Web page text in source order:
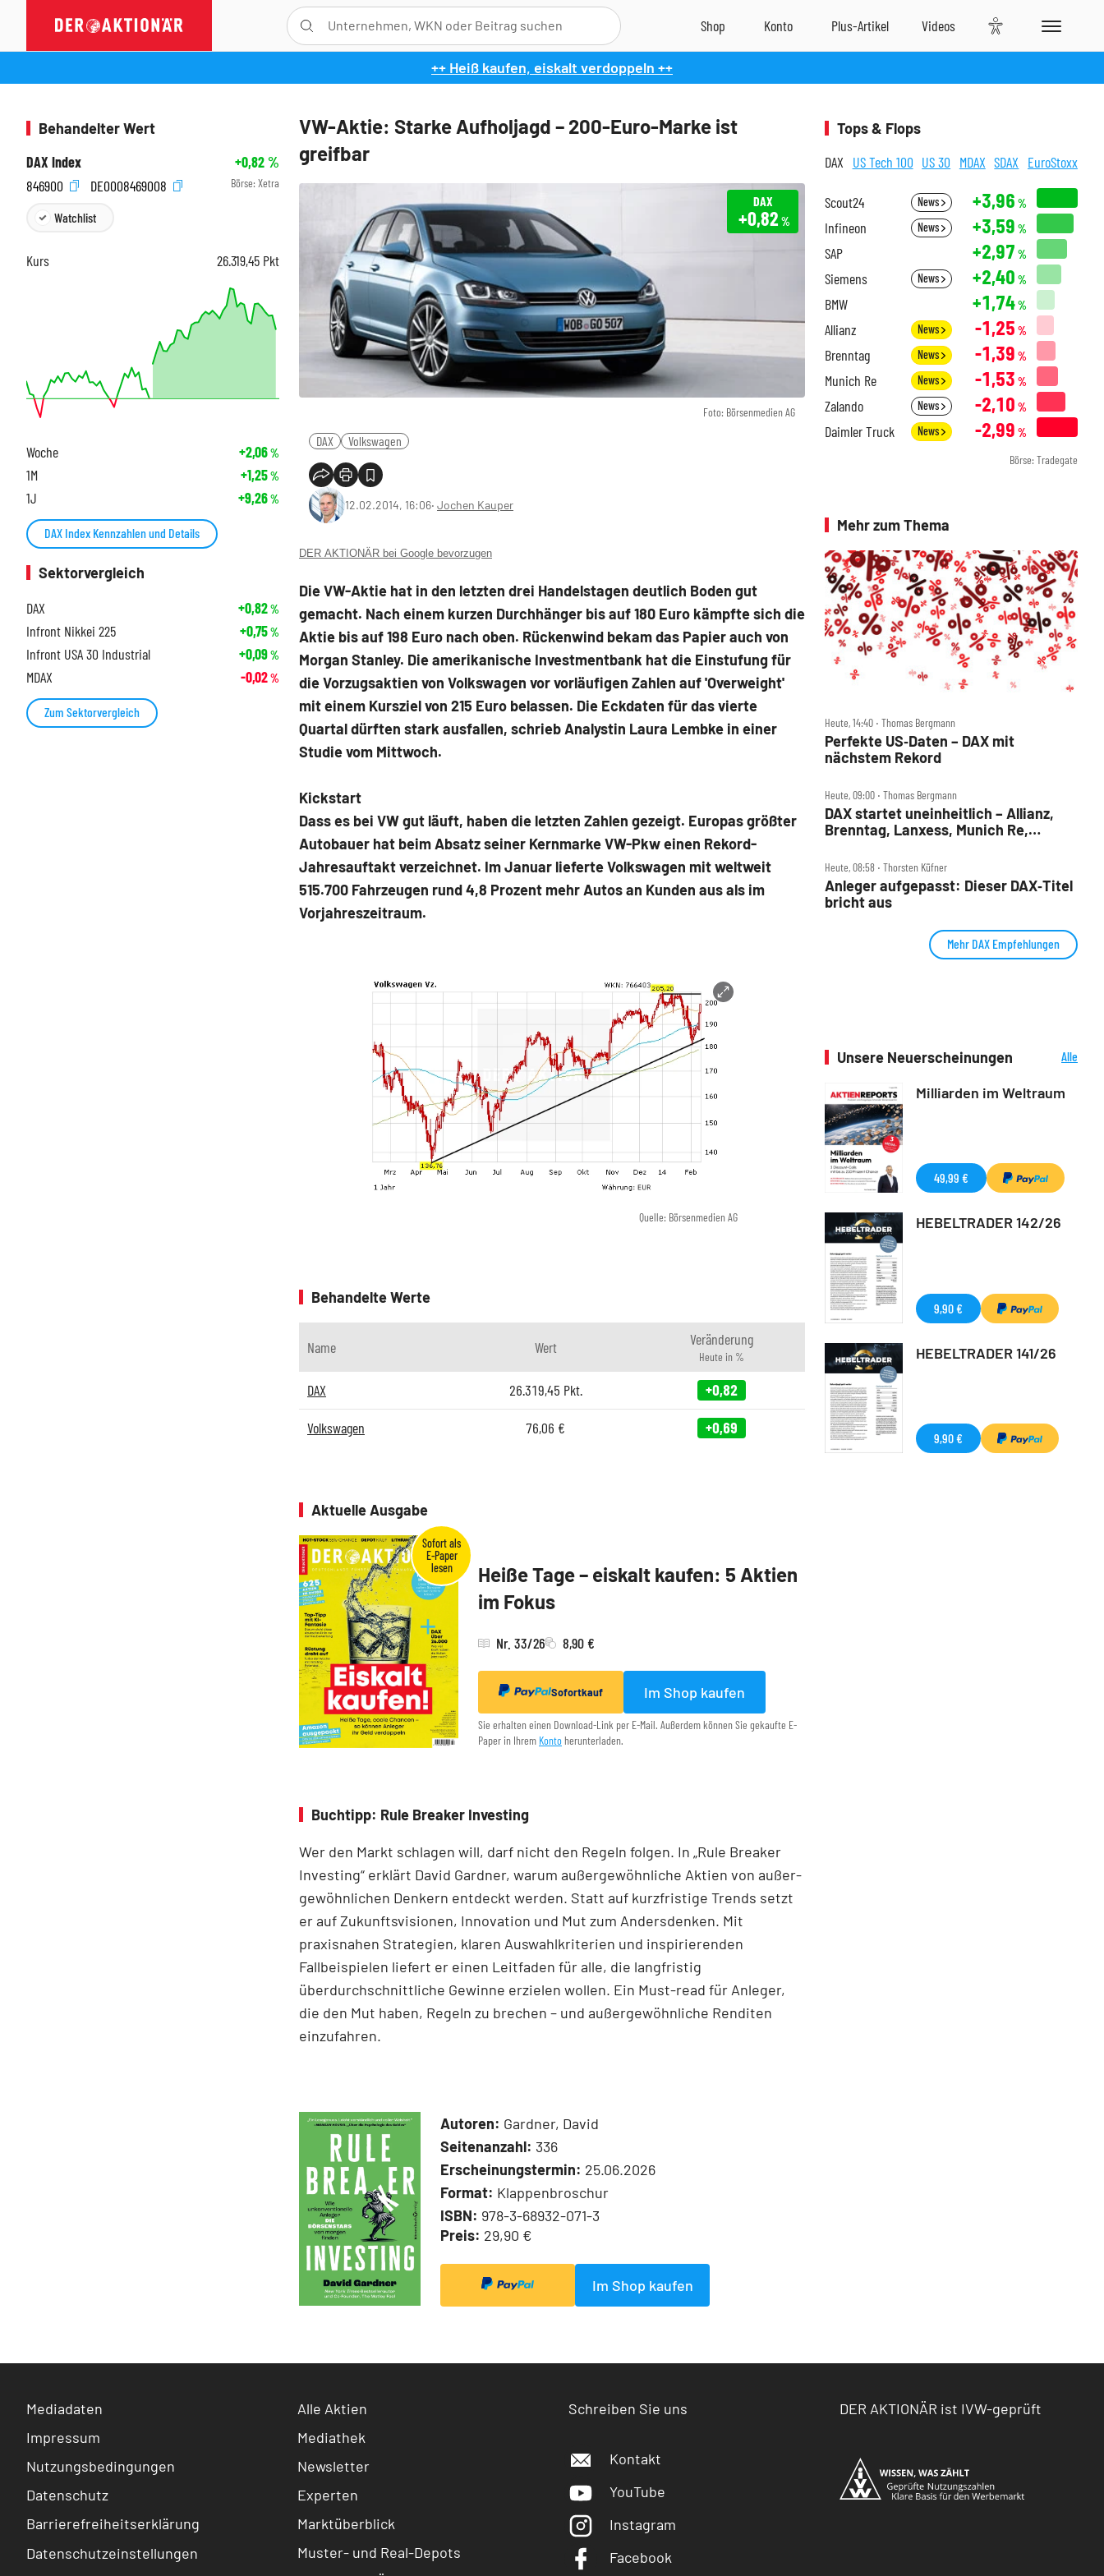
++ Heiß kaufen, eiskalt verdoppeln ++
VW-Aktie: Starke Aufholjagd – 200-Euro-Marke ist
greifbar
Foto: Börsenmedien AG
DAX
+0,82%
DAX Volkswagen
12.02.2014, 16:06‧ Jochen Kauper
DER AKTIONÄR bei Google bevorzugen
Die VW-Aktie hat in den letzten drei Handelstagen deutlich Boden gut
gemacht. Nach einem kurzen Durchhänger bis auf 180 Euro kämpfte sich die
Aktie bis auf 198 Euro nach oben. Rückenwind bekam das Papier auch von
Morgan Stanley. Die amerikanische Investmentbank hat die Einstufung für
die Vorzugsaktien von Volkswagen vor vorläufigen Zahlen auf 'Overweight'
mit einem Kursziel von 215 Euro belassen. Die Eckdaten für das vierte
Quartal dürften stark ausfallen, schrieb Analystin Laura Lembke in einer
Studie vom Mittwoch.
Kickstart
Dass es bei VW gut läuft, haben die letzten Zahlen gezeigt. Europas größter
Autobauer hat beim Absatz seiner Kernmarke VW-Pkw einen Rekord-
Jahresauftakt verzeichnet. Im Januar lieferte Volkswagen mit weltweit
515.700 Fahrzeugen rund 4,8 Prozent mehr Autos an Kunden aus als im
Vorjahreszeitraum.
Quelle: Börsenmedien AG
Behandelte Werte
Name Wert Veränderung
Heute in %
DAX 26.319,45 Pkt. +0,82
Volkswagen 76,06 € +0,69
Aktuelle Ausgabe
Heiße Tage – eiskalt kaufen: 5 Aktien
im Fokus
Nr. 33/26 8,90 €
Sofortkauf Im Shop kaufen
Sie erhalten einen Download-Link per E-Mail. Außerdem können Sie gekaufte E-
Paper in Ihrem Konto herunterladen.
Buchtipp: Rule Breaker Investing
Wer den Markt schlagen will, darf nicht den Regeln folgen. In „Rule Breaker
Investing“ erklärt David Gardner, warum außergewöhnliche Aktien von außer­
gewöhnlichen Denkern entdeckt werden. Statt auf kurzfristige Trends setzt
er auf Zukunftsvisionen, Innovation und Mut zum Andersdenken. Mit
praxisnahen Strategien, klaren Auswahlkriterien und inspirierenden
Fallbeispielen liefert er einen Leit­faden für alle, die langfristig
überdurchschnittliche Gewinne erzielen wollen. Ein Must-read für Anleger,
die den Mut haben, Regeln zu brechen – und außergewöhnliche Renditen
einzufahren.
Autoren: Gardner, David
Seitenanzahl: 336
Erscheinungstermin: 25.06.2026
Format: Klappenbroschur
ISBN: 978-3-68932-071-3
Preis: 29,90 €
Im Shop kaufen
Behandelter Wert
DAX Index
+0,82%
846900
DE0008469008 Börse: Xetra
Watchlist
Kurs 26.319,45 Pkt
Woche +2,06%
1M +1,25%
1J +9,26%
DAX Index Kennzahlen und Details
Sektorvergleich
DAX
+0,82%
Infront Nikkei 225 +0,75%
Infront USA 30 Industrial +0,09%
MDAX -0,02%
Zum Sektorvergleich
Tops & Flops
DAX US Tech 100 US 30 MDAX SDAX EuroStoxx
Scout24 News +3,96 %
Infineon News +3,59 %
SAP +2,97 %
Siemens News +2,40 %
BMW +1,74%
Allianz News -1,25 %
Brenntag News -1,39 %
Munich Re News -1,53 %
Zalando News -2,10 %
Daimler Truck News -2,99 %
Börse: Tradegate
Mehr zum Thema
Heute, 14:40 ‧ Thomas Bergmann
Perfekte US‑Daten – DAX mit
nächstem Rekord
Heute, 09:00 ‧ Thomas Bergmann
DAX startet uneinheitlich – Allianz,
Brenntag, Lanxess, Munich Re,
Heute, 08:58 ‧ Thorsten Küfner
Anleger aufgepasst: Dieser DAX‑Titel
bricht aus
Mehr DAX Empfehlungen
Unsere Neuerscheinungen
Alle
Milliarden im Weltraum
49,99 €
HEBELTRADER 142/26
9,90 €
HEBELTRADER 141/26
9,90 €
Mediadaten
Impressum
Nutzungsbedingungen
Datenschutz
Barrierefreiheitserklärung
Datenschutzeinstellungen
Alle Aktien
Mediathek
Newsletter
Experten
Marktüberblick
Muster- und Real-Depots
Schreiben Sie uns
Kontakt
YouTube
Instagram
Facebook
DER AKTIONÄR ist IVW-geprüft